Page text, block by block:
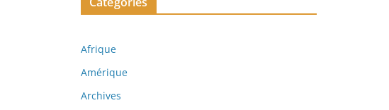
Afrique
Amérique
Archives